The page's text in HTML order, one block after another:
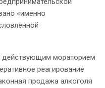
«именно
действующим мораторием
реагирование
продажа алкоголя